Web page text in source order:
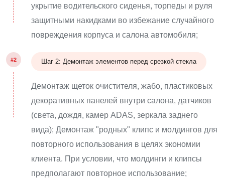
укрытие водительского сиденья, торпеды и руля
защитными накидками во избежание случайного
повреждения корпуса и салона автомобиля;
#2 Шаг 2: Демонтаж элементов перед срезкой стекла
Демонтаж щеток очистителя, жабо, пластиковых
декоративных панелей внутри салона, датчиков
(света, дождя, камер ADAS, зеркала заднего
вида); Демонтаж "родных" клипс и молдингов для
повторного использования в целях экономии
клиента. При условии, что молдинги и клипсы
предполагают повторное использование;